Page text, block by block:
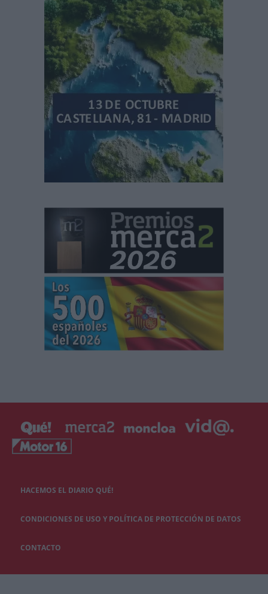
HACEMOS EL DIARIO QUÉ!
CONDICIONES DE USO Y POLÍTICA DE PROTECCIÓN DE DATOS
CONTACTO